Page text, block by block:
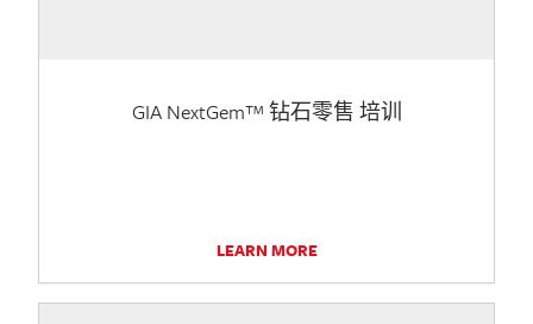
GIA NextGem™ 钻石零售 培训
LEARN MORE